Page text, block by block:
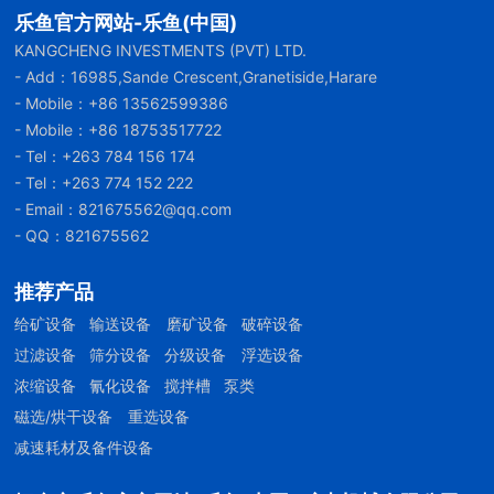
乐鱼官方网站-乐鱼(中国)
KANGCHENG INVESTMENTS (PVT) LTD.
- Add：16985,Sande Crescent,Granetiside,Harare
- Mobile： +86 13562599386
- Mobile： +86 18753517722
- Tel： +263 784 156 174
- Tel： +263 774 152 222
- Email： 821675562@qq.com
- QQ：821675562
推荐产品
给矿设备 输送设备 磨矿设备
破碎设备
过滤设备
筛分设备 分级设备
浮选设备
浓缩设备
氰化设备 搅拌槽
泵类
磁选/烘干设备
重选设备
减速耗材及备件设备